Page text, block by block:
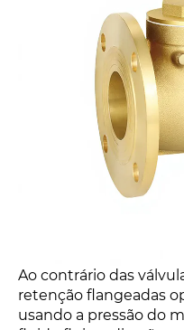
Ao contrário das
retenção flangeadas
usando a pressão do